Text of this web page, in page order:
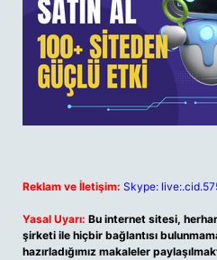
Reklam ve İletişim: Skype:
Yasal Uyarı: Bu internet sitesi,
şirketi ile hiçbir bağlantısı
hazırladığımız makaleler